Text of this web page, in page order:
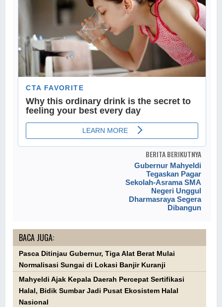
BERITA BERIKUTNYA
Gubernur Mahyeldi
Tegaskan Pagar
Sekolah-Asrama SMA
Negeri Unggul
Dharmasraya Segera
Dibangun
BACA JUGA:
Pasca Ditinjau Gubernur, Tiga Alat Berat Mulai
Normalisasi Sungai di Lokasi Banjir Kuranji
Mahyeldi Ajak Kepala Daerah Percepat Sertifikasi
Halal, Bidik Sumbar Jadi Pusat Ekosistem Halal
Nasional